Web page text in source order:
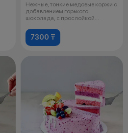
Нежные, тонкие медовые коржи с
добавлением горького
шоколада, с прослойкой
7300 ₸